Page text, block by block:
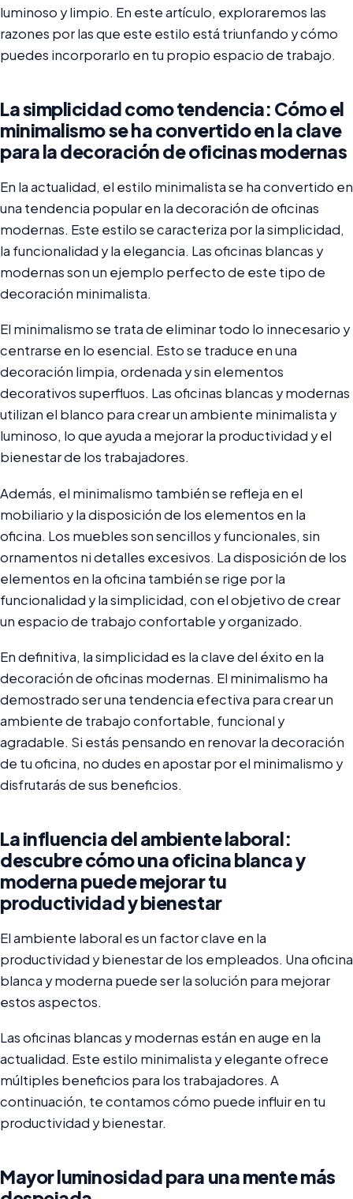
luminoso y limpio. En este artículo, exploraremos las
razones por las que este estilo está triunfando y cómo
puedes incorporarlo en tu propio espacio de trabajo.
La simplicidad como tendencia: Cómo el
minimalismo se ha convertido en la clave
para la decoración de oficinas modernas
En la actualidad, el estilo minimalista se ha convertido en
una tendencia popular en la decoración de oficinas
modernas. Este estilo se caracteriza por la simplicidad,
la funcionalidad y la elegancia. Las oficinas blancas y
modernas son un ejemplo perfecto de este tipo de
decoración minimalista.
El minimalismo se trata de eliminar todo lo innecesario y
centrarse en lo esencial. Esto se traduce en una
decoración limpia, ordenada y sin elementos
decorativos superfluos. Las oficinas blancas y modernas
utilizan el blanco para crear un ambiente minimalista y
luminoso, lo que ayuda a mejorar la productividad y el
bienestar de los trabajadores.
Además, el minimalismo también se refleja en el
mobiliario y la disposición de los elementos en la
oficina. Los muebles son sencillos y funcionales, sin
ornamentos ni detalles excesivos. La disposición de los
elementos en la oficina también se rige por la
funcionalidad y la simplicidad, con el objetivo de crear
un espacio de trabajo confortable y organizado.
En definitiva, la simplicidad es la clave del éxito en la
decoración de oficinas modernas. El minimalismo ha
demostrado ser una tendencia efectiva para crear un
ambiente de trabajo confortable, funcional y
agradable. Si estás pensando en renovar la decoración
de tu oficina, no dudes en apostar por el minimalismo y
disfrutarás de sus beneficios.
La influencia del ambiente laboral:
descubre cómo una oficina blanca y
moderna puede mejorar tu
productividad y bienestar
El ambiente laboral es un factor clave en la
productividad y bienestar de los empleados. Una oficina
blanca y moderna puede ser la solución para mejorar
estos aspectos.
Las oficinas blancas y modernas están en auge en la
actualidad. Este estilo minimalista y elegante ofrece
múltiples beneficios para los trabajadores. A
continuación, te contamos cómo puede influir en tu
productividad y bienestar.
Mayor luminosidad para una mente más